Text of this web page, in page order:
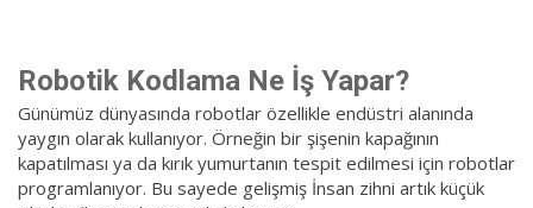
Robotik Kodlama Ne İş Yapar?
Günümüz dünyasında robotlar özellikle endüstri alanında
yaygın olarak kullanıyor. Örneğin bir şişenin kapağının
kapatılması ya da kırık yumurtanın tespit edilmesi için robotlar
programlanıyor. Bu sayede gelişmiş İnsan zihni artık küçük